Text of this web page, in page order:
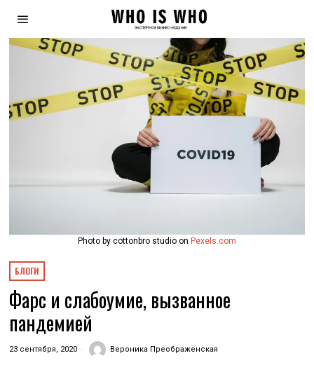
Photo by cottonbro studio on Pexels.com
БЛОГИ
Фарс и слабоумие, вызванное
пандемией
23 сентября, 2020 Вероника Преображенская